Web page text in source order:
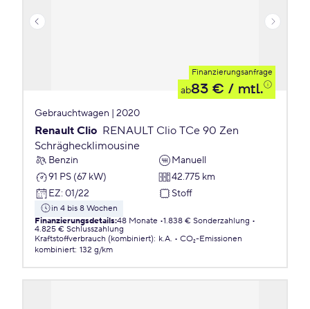
Finanzierungsanfrage
ab83 € / mtl.
Gebrauchtwagen | 2020
Renault Clio RENAULT Clio TCe 90 Zen
Schräghecklimousine
Benzin
Manuell
91 PS (67 kW)
42.775 km
EZ: 01/22 Stoff
in 4 bis 8 Wochen
Finanzierungsdetails:48 Monate 1.838 € Sonderzahlung
4.825 € Schlusszahlung
Kraftstoffverbrauch (kombiniert): k.A.
CO₂-Emissionen
kombiniert: 132 g/km